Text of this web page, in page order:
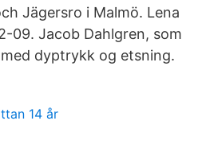
Jägersro i Malmö. Lena
09. Jacob Dahlgren, som
dyptrykk og etsning.
14 år